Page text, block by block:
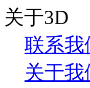
关于3D
联系我
关于我